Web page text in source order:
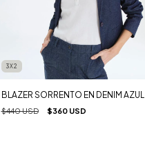
3X2
BLAZER SORRENTO EN DENIM AZUL
$440 USD $360 USD